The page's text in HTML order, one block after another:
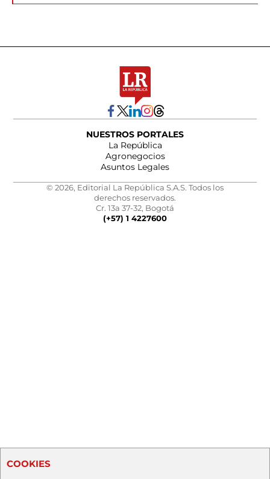
NUESTROS PORTALES
La República
Agronegocios
Asuntos Legales
© 2026, Editorial La República S.A.S. Todos los
derechos reservados.
Cr. 13a 37-32, Bogotá
(+57) 1 4227600
COOKIES